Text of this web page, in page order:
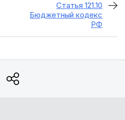
Статья 121.10
Бюджетный кодекс
РФ